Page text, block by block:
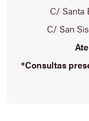
C/ Santa
C/ San
*Consultas